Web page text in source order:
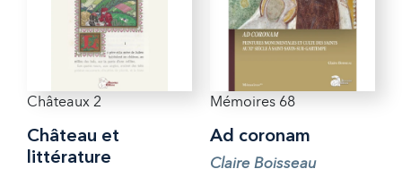
Châteaux 2
Château et
littérature
Mémoires 68
Ad coronam
Claire Boisseau